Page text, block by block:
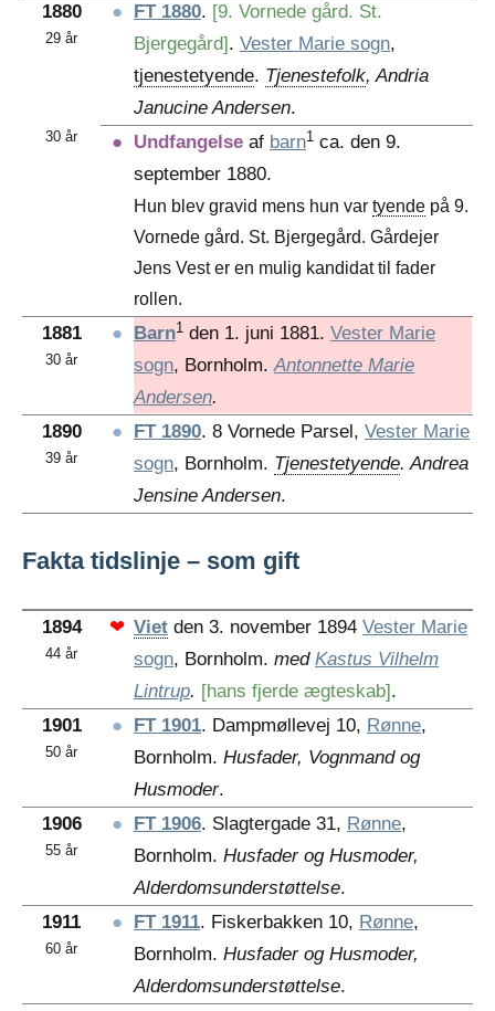
1880
29 år
● FT 1880. [9. Vornede gård. St.
Bjergegård]. Vester Marie sogn,
tjenestetyende. Tjenestefolk, Andria
Janucine Andersen.
30 år ● Undfangelse af barn1 ca. den 9.
september 1880.
Hun blev gravid mens hun var tyende på 9.
Vornede gård. St. Bjergegård. Gårdejer
Jens Vest er en mulig kandidat til fader
rollen.
1881
30 år
● Barn1 den 1. juni 1881. Vester Marie
sogn, Bornholm.Antonnette Marie
Andersen.
1890
39 år
● FT 1890. 8 Vornede Parsel, Vester Marie
sogn, Bornholm. Tjenestetyende. Andrea
Jensine Andersen.
Fakta tidslinje – som gift
1894
44 år
❤ Viet den 3. november 1894 Vester Marie
sogn, Bornholm. med Kastus Vilhelm
Lintrup. [hans fjerde ægteskab].
1901
50 år
● FT 1901. Dampmøllevej 10, Rønne,
Bornholm. Husfader, Vognmand og
Husmoder.
1906
55 år
● FT 1906. Slagtergade 31, Rønne,
Bornholm. Husfader og Husmoder,
Alderdomsunderstøttelse.
1911
60 år
● FT 1911. Fiskerbakken 10, Rønne,
Bornholm. Husfader og Husmoder,
Alderdomsunderstøttelse.